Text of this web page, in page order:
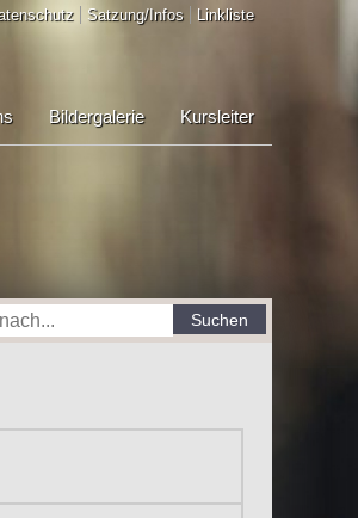
Satzung/Infos Linkliste
Kursleiter
Bildergalerie
Suchen